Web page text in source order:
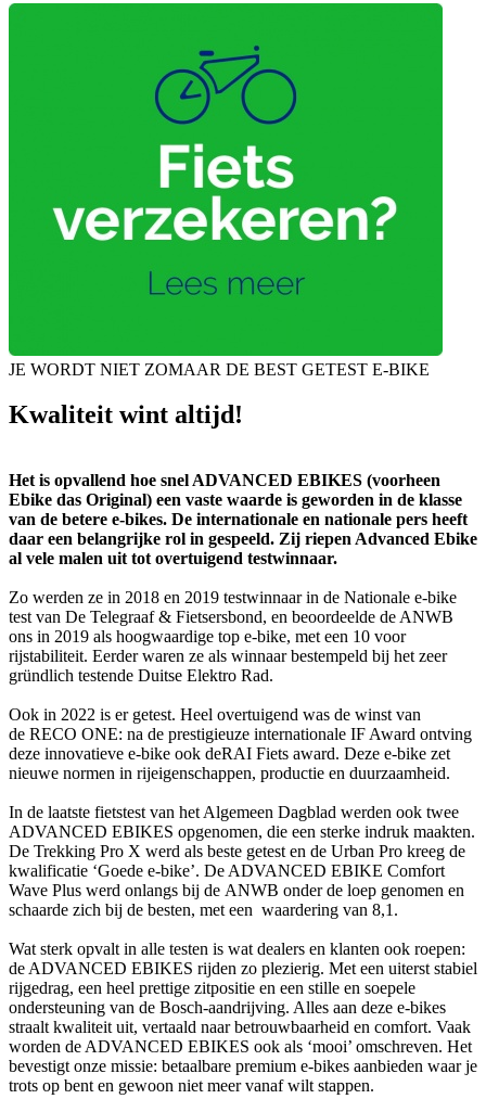
JE WORDT NIET ZOMAAR DE BEST GETEST E-BIKE
Kwaliteit wint altijd!
Het is opvallend hoe snel ADVANCED EBIKES (voorheen
Ebike das Original) een vaste waarde is geworden in de klasse
van de betere e-bikes. De internationale en nationale pers heeft
daar een belangrijke rol in gespeeld. Zij riepen Advanced Ebike
al vele malen uit tot overtuigend testwinnaar.
Zo werden ze in 2018 en 2019 testwinnaar in de Nationale e-bike
test van De Telegraaf & Fietsersbond, en beoordeelde de ANWB
ons in 2019 als hoogwaardige top e-bike, met een 10 voor
rijstabiliteit. Eerder waren ze als winnaar bestempeld bij het zeer
gründlich testende Duitse Elektro Rad.
Ook in 2022 is er getest. Heel overtuigend was de winst van
de RECO ONE: na de prestigieuze internationale IF Award ontving
deze innovatieve e-bike ook deRAI Fiets award. Deze e-bike zet
nieuwe normen in rijeigenschappen, productie en duurzaamheid.
In de laatste fietstest van het Algemeen Dagblad werden ook twee
ADVANCED EBIKES opgenomen, die een sterke indruk maakten.
De Trekking Pro X werd als beste getest en de Urban Pro kreeg de
kwalificatie ‘Goede e-bike’. De ADVANCED EBIKE Comfort
Wave Plus werd onlangs bij de ANWB onder de loep genomen en
schaarde zich bij de besten, met een waardering van 8,1.
Wat sterk opvalt in alle testen is wat dealers en klanten ook roepen:
de ADVANCED EBIKES rijden zo plezierig. Met een uiterst stabiel
rijgedrag, een heel prettige zitpositie en een stille en soepele
ondersteuning van de Bosch-aandrijving. Alles aan deze e-bikes
straalt kwaliteit uit, vertaald naar betrouwbaarheid en comfort. Vaak
worden de ADVANCED EBIKES ook als ‘mooi’ omschreven. Het
bevestigt onze missie: betaalbare premium e-bikes aanbieden waar je
trots op bent en gewoon niet meer vanaf wilt stappen.